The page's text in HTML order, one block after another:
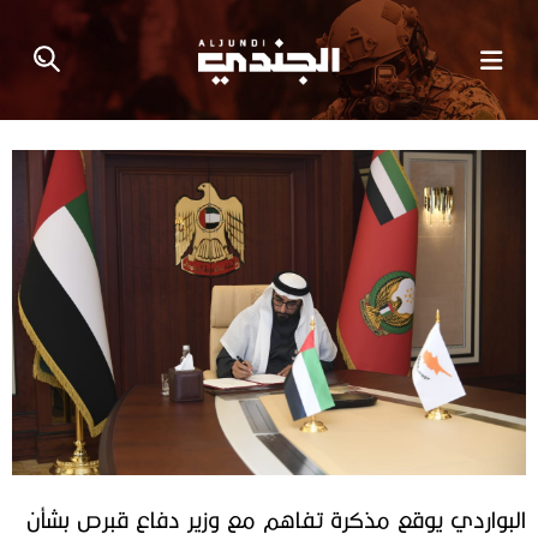
البواردي يوقع مذكرة تفاهم مع وزير دفاع قبرص بشأن